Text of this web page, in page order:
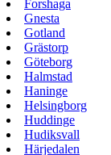
Forshaga
Gnesta
Gotland
Grästorp
Göteborg
Halmstad
Haninge
Helsingborg
Huddinge
Hudiksvall
Härjedalen